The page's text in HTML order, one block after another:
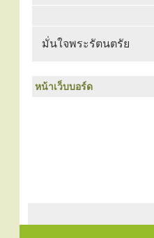
มั่นใจพระรัตนตรัย
หน้าเว็บบอร์ด